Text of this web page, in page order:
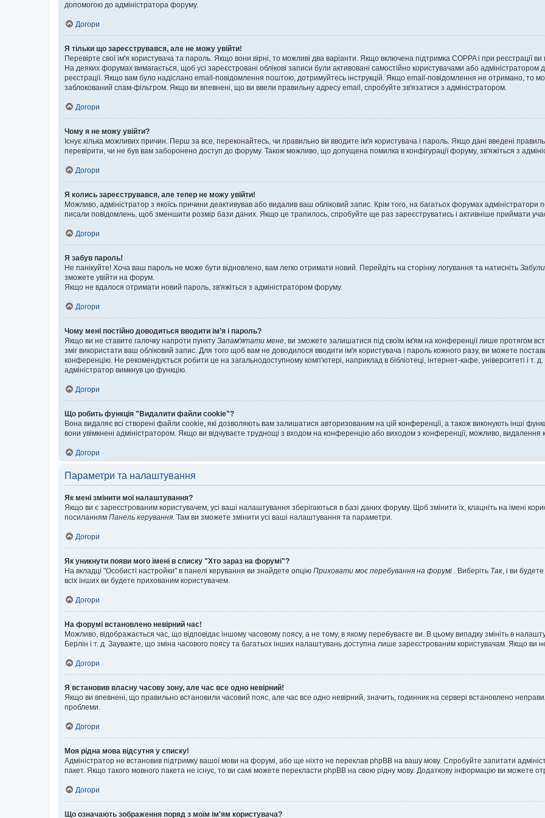
допомогою до адміністратора форуму.
Догори
Я тільки що зареєструвався, але не можу увійти!
Перевірте свої ім'я користувача та пароль. Якщо вони вірні, то можливі два варіанти. Якщо включена підтримка COPPA і при реєстрації
На деяких форумах вимагається, щоб усі зареєстровані облікові записи були активовані самостійно користувачами або
реєстрації. Якщо вам було надіслано email-повідомлення поштою, дотримуйтесь інструкцій. Якщо email-повідомлення не отримано, то
заблокований спам-фільтром. Якщо ви впевнені, що ви ввели правильну адресу email, спробуйте зв'язатися з адміністратором.
Догори
Чому я не можу увійти?
Існує кілька можливих причин. Перш за все, переконайтесь, чи правильно ви вводите ім'я користувача і пароль. Якщо дані введені
перевірити, чи не був вам заборонено доступ до форуму. Також можливо, що допущена помилка в конфігурації форуму, зв'яжіться з
Догори
Я колись зареєструвався, але тепер не можу увійти!
Можливо, адміністратор з якоїсь причини деактивував або видалив ваш обліковий запис. Крім того, на багатьох форумах адміністратори
писали повідомлень, щоб зменшити розмір бази даних. Якщо це трапилось, спробуйте ще раз зареєструватись і активніше приймати
Догори
Я забув пароль!
Не панікуйте! Хоча ваш пароль не може бути відновлено, вам легко отримати новий. Перейдіть на сторінку логування та натисніть
зможете увійти на форум.
Якщо не вдалося отримати новий пароль, зв'яжіться з адміністратором форуму.
Догори
Чому мені постійно доводиться вводити ім’я і пароль?
Якщо ви не ставите галочку напроти пункту Запам'ятати мене , ви зможете залишатися під своїм ім'ям на конференції лише протягом
зміг використати ваш обліковий запис. Для того щоб вам не доводилося вводити ім'я користувача і пароль кожного разу, ви можете
конференцію. Не рекомендується робити це на загальнодоступному комп'ютері, наприклад в бібліотеці, інтернет-кафе, університеті і т.
адміністратор вимкнув цю функцію.
Догори
Що робить функція "Видалити файли cookie"?
Вона видаляє всі створені файли cookie, які дозволяють вам залишатися авторизованим на цій конференції, а також виконують інші
вони увімкнені адміністратором. Якщо ви відчуваєте труднощі з входом на конференцію або виходом з конференції, можливо, видалення
Догори
Параметри та налаштування
Як мені змінити мої налаштування?
Якщо ви є зареєстрованим користувачем, усі ваші налаштування зберігаються в базі даних форуму. Щоб змінити їх, клацніть на імені
посиланням Панель керування . Там ви зможете змінити усі ваші налаштування та параметри.
Догори
Як уникнути появи мого імені в списку "Хто зараз на форумі"?
На вкладці "Особисті настройки" в панелі керування ви знайдете опцію Приховати моє перебування на форумі . Виберіть Так , і ви
всіх інших ви будете прихованим користувачем.
Догори
На форумі встановлено невірний час!
Можливо, відображається час, що відповідає іншому часовому поясу, а не тому, в якому перебуваєте ви. В цьому випадку змініть в
Берлін і т. д. Зауважте, що зміна часового поясу та багатьох інших налаштувань доступна лише зареєстрованим користувачам. Якщо ви
Догори
Я встановив власну часову зону, але час все одно невірний!
Якщо ви впевнені, що правильно встановили часовий пояс, але час все одно невірний, значить, годинник на сервері встановлено
проблеми.
Догори
Моя рідна мова відсутня у списку!
Адміністратор не встановив підтримку вашої мови на форумі, або ще ніхто не переклав phpBB на вашу мову. Спробуйте запитати
пакет. Якщо такого мовного пакета не існує, то ви самі можете перекласти phpBB на свою рідну мову. Додаткову інформацію ви можете
Догори
Що означають зображення поряд з моїм ім'ям користувача?